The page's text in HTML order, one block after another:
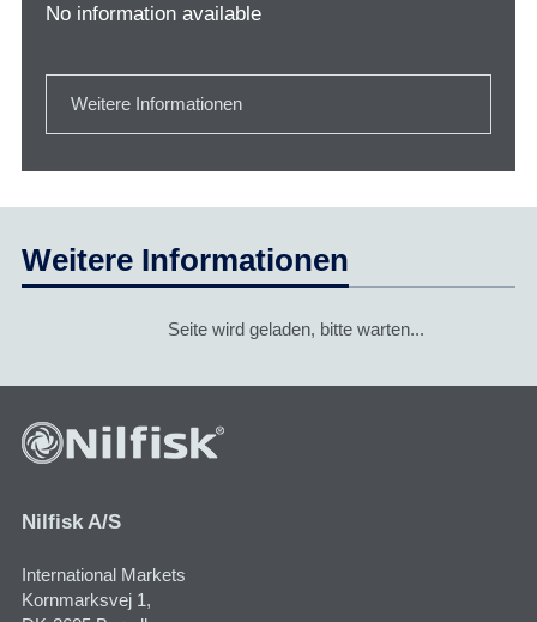
No information available
Weitere Informationen
Weitere Informationen
Seite wird geladen, bitte warten...
Nilfisk A/S
International Markets
Kornmarksvej 1​,